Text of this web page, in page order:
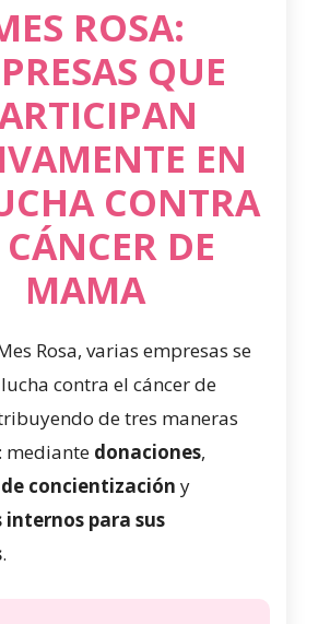
ROSA:
QUE
EN
CONTRA
CÁNCER DE
MAMA
Rosa, varias empresas se
contra el cáncer de
de tres maneras
mediante donaciones,
concientización y
para sus
.